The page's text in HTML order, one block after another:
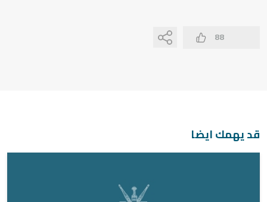
88
قد يهمك ايضا